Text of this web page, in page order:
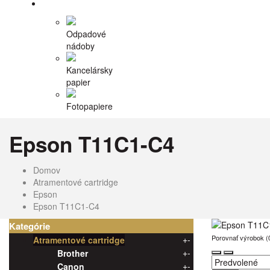
Odpadové
nádoby
Kancelársky
papier
Fotopapiere
Epson T11C1-C4
Domov
Atramentové cartridge
Epson
Epson T11C1-C4
Kategórie
Atramentové cartridge +-
Brother
+-
Canon
+-
Porovnať výrobok